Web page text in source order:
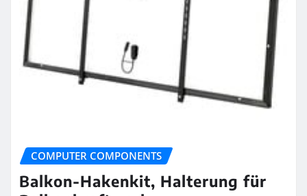
COMPUTER COMPONENTS
Balkon-Hakenkit, Halterung für